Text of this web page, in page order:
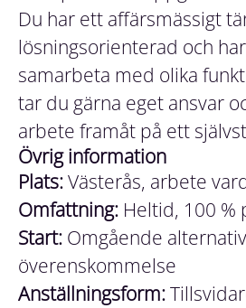
Du har ett affärsmässigt
lösningsorienterad och
samarbeta med olika
tar du gärna eget ansvar
arbete framåt på ett
Övrig information
Plats:Västerås, arbete
Omfattning: Heltid, 100 %
Start: Omgående
överenskommelse
Anställningsform: